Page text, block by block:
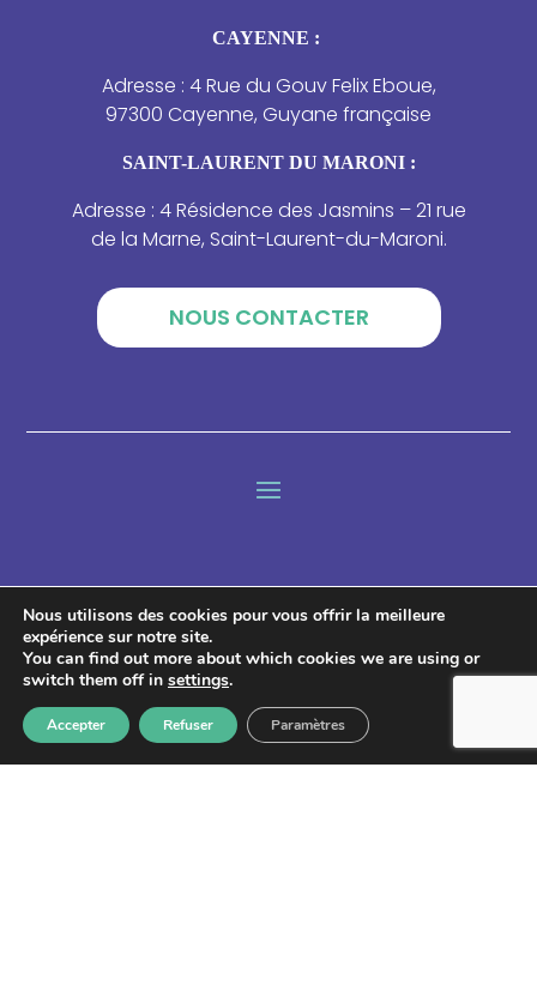
CAYENNE :
Adresse : 4 Rue du Gouv Felix Eboue,
97300 Cayenne, Guyane française
SAINT-LAURENT DU MARONI :
Adresse : 4 Résidence des Jasmins – 21 rue
de la Marne, Saint-Laurent-du-Maroni.
NOUS CONTACTER
Lettre d'information
Nous utilisons des cookies pour vous offrir la meilleure
expérience sur notre site.
You can find out more about which cookies we are using or
switch them off in settings.
Accepter Refuser Paramètres